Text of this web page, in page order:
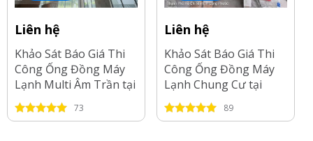
Liên hệ
Khảo Sát Báo Giá Thi
Công Ống Đồng Máy
Lạnh Multi Âm Trần tại
Tp.HCM-2026
73
Liên hệ
Khảo Sát Báo Giá Thi
Công Ống Đồng Máy
Lạnh Chung Cư tại
Long An-2026
89